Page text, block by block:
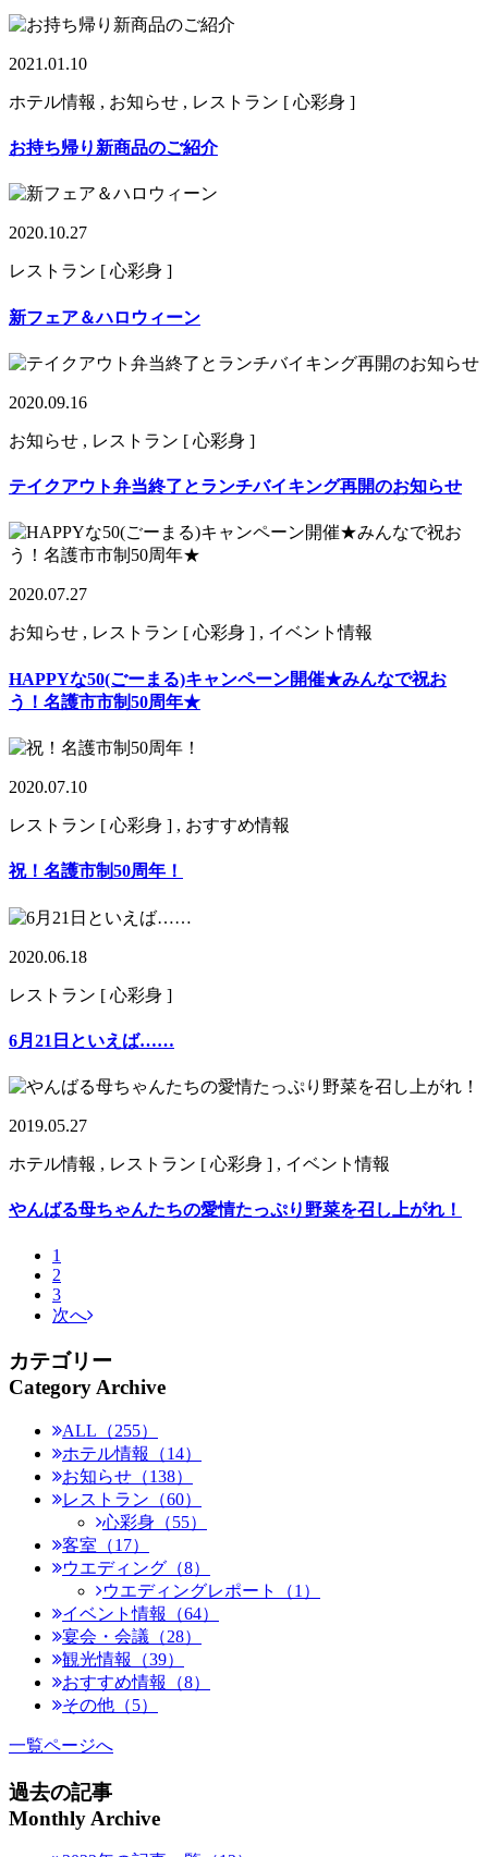
2021.01.10
ホテル情報 , お知らせ , レストラン [ 心彩身 ]
お持ち帰り新商品のご紹介
2020.10.27
レストラン [ 心彩身 ]
新フェア＆ハロウィーン
2020.09.16
お知らせ , レストラン [ 心彩身 ]
テイクアウト弁当終了とランチバイキング再開のお知らせ
2020.07.27
お知らせ , レストラン [ 心彩身 ] , イベント情報
HAPPYな50(ごーまる)キャンペーン開催★みんなで祝お
う！名護市市制50周年★
2020.07.10
レストラン [ 心彩身 ] , おすすめ情報
祝！名護市制50周年！
2020.06.18
レストラン [ 心彩身 ]
6月21日といえば……
2019.05.27
ホテル情報 , レストラン [ 心彩身 ] , イベント情報
やんばる母ちゃんたちの愛情たっぷり野菜を召し上がれ！
1
2
3
次へ
カテゴリー
Category Archive
ALL（255）
ホテル情報（14）
お知らせ（138）
レストラン（60）
心彩身（55）
客室（17）
ウエディング（8）
ウエディングレポート（1）
イベント情報（64）
宴会・会議（28）
観光情報（39）
おすすめ情報（8）
その他（5）
一覧ページへ
過去の記事
Monthly Archive